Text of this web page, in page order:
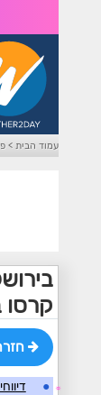
עמוד הבית >
קרסו
☼
● דיווחי